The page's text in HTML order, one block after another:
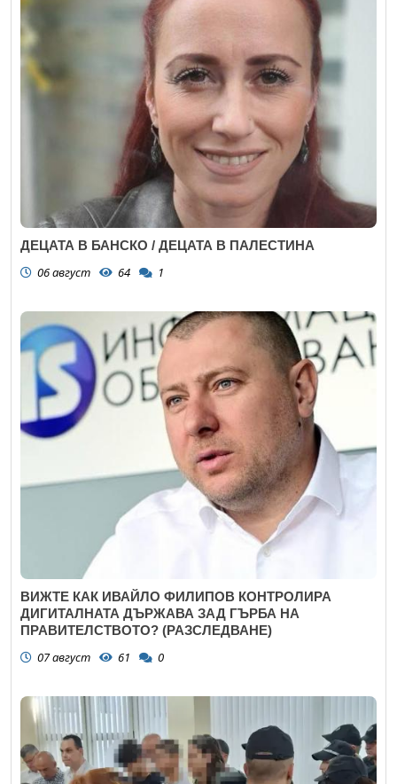
ДЕЦАТА В БАНСКО / ДЕЦАТА В ПАЛЕСТИНА
06 август 64 1
ВИЖТЕ КАК ИВАЙЛО ФИЛИПОВ КОНТРОЛИРА
ДИГИТАЛНАТА ДЪРЖАВА ЗАД ГЪРБА НА
ПРАВИТЕЛСТВОТО? (РАЗСЛЕДВАНЕ)
07 август 61 0